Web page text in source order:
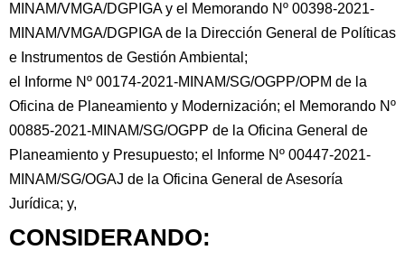
MINAM/VMGA/DGPIGA y el Memorando Nº 00398-2021-
MINAM/VMGA/DGPIGAde la Dirección General de Políticas
e Instrumentos de Gestión Ambiental;
el Informe Nº 00174-2021-MINAM/SG/OGPP/OPM de la
Oficina de Planeamiento y Modernización; el Memorando Nº
00885-2021-MINAM/SG/OGPP de la Oficina General de
Planeamiento y Presupuesto; el Informe Nº 00447-2021-
MINAM/SG/OGAJ de la Oficina General de Asesoría
Jurídica; y,
CONSIDERANDO: